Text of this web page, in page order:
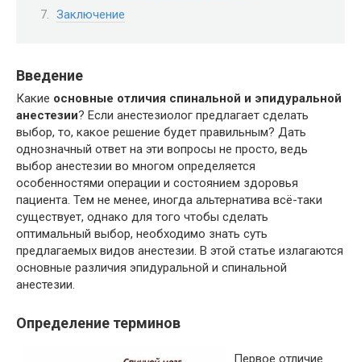
Заключение
Введение
Какие основные отличия спинальной и эпидуральной
анестезии? Если анестезиолог предлагает сделать
выбор, то, какое решение будет правильным? Дать
однозначный ответ на эти вопросы не просто, ведь
выбор анестезии во многом определяется
особенностями операции и состоянием здоровья
пациента. Тем не менее, иногда альтернатива всё-таки
существует, однако для того чтобы сделать
оптимальный выбор, необходимо знать суть
предлагаемых видов анестезии. В этой статье излагаются
основные различия эпидуральной и спинальной
анестезии.
Определение терминов
Первое отличие